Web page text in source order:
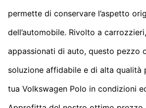
permette di conservare l’aspetto
dell’automobile. Rivolto a
appassionati di auto, questo pezzo
soluzione affidabile e di alta qualità
tua Volkswagen Polo in condizioni